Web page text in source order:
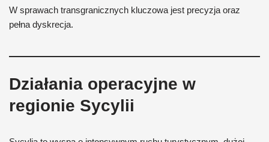
W sprawach transgranicznych kluczowa jest precyzja oraz
pełna dyskrecja.
Działania operacyjne w
regionie Sycylii